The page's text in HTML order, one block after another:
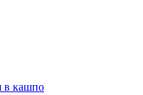
в кашпо